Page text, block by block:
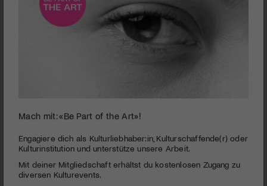
seconds
minutes,
Eine Reise in Luca Forcuccis globale
PUBLIZIERT AM 15. JULI 2024
Engagiere dich als Kulturliebhaber:in, Kulturschaffende(r) oder
Mit deiner Mitgliedschaft erhältst du kostenlosen Zugang zu